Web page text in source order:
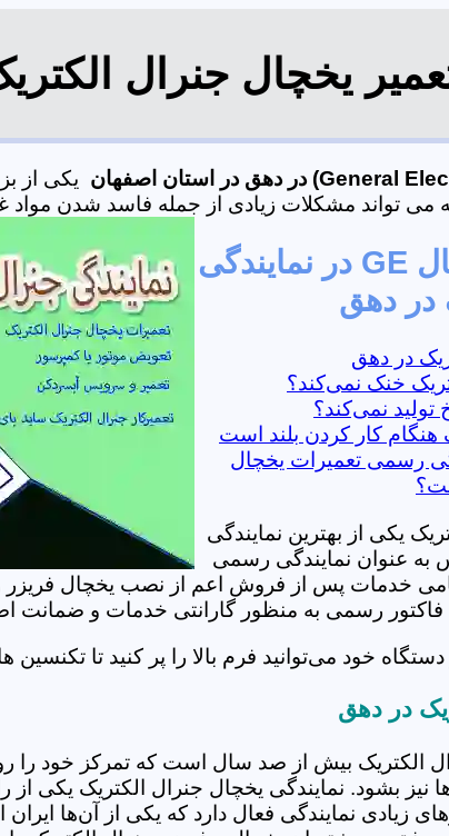
یخچال جنرال
یکی از
مشکلات زیادی از جمله فاسد شدن مواد غذایی و نبود آب
عیب‌یابی و تعمیر یخچال GE در نمایندگی
در دهق
در دهق
خنک نمی‌کند؟
تولید نمی‌کند؟
کار کردن بلند است
رسمی تعمیرات یخچال
یکی از بهترین نمایندگی
به عنوان نمایندگی رسمی
خدمات پس از فروش اعم از نصب یخچال فریزر
رسمی به منظور گارانتی خدمات و ضمانت
خود می‌توانید فرم بالا را پر کنید تا
در دهق
الکتریک بیش از صد سال است که تمرکز خود
بشود. نمایندگی یخچال جنرال الکتریک یکی
زیادی نمایندگی فعال دارد که یکی از آن‌ها